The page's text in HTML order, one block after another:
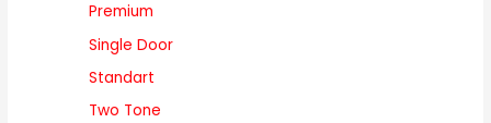
Premium
Single Door
Standart
Two Tone